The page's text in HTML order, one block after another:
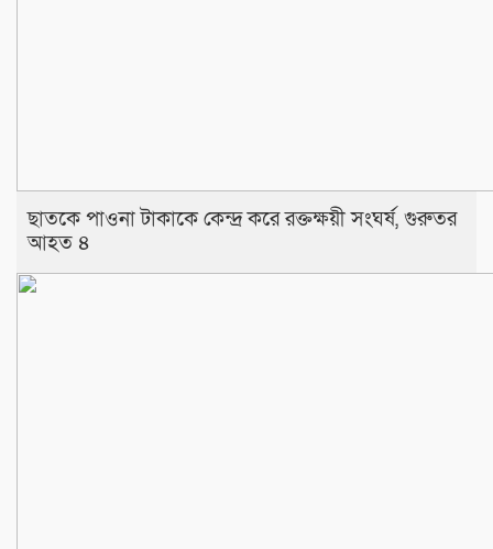
‎​ছাতকে পাওনা টাকাকে কেন্দ্র করে রক্তক্ষয়ী সংঘর্ষ, গুরুতর
আহত ৪